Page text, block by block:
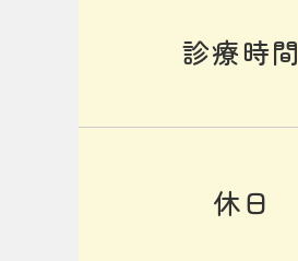
診療時間
休日